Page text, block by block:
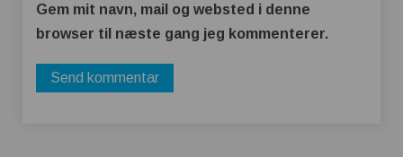
Gem mit navn, mail og websted i denne
browser til næste gang jeg kommenterer.